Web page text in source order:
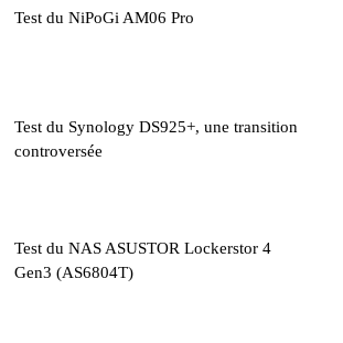
Test du NiPoGi AM06 Pro
Test du Synology DS925+, une transition
controversée
Test du NAS ASUSTOR Lockerstor 4
Gen3 (AS6804T)